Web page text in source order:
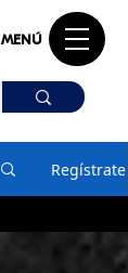
MENÚ
Regístrate